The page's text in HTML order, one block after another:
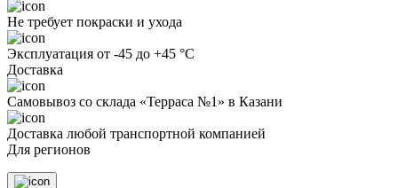
Не требует покраски и ухода
Эксплуатация от -45 до +45 °С
Доставка
Самовывоз со склада «Терраса №1» в Казани
Доставка любой транспортной компанией
Для регионов